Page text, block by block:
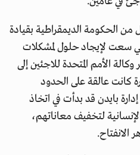
الحكومة الديمقراطية بقيادة
سعت لإيجاد حلول لمشكلات
الأمم المتحدة للاجئين إلى
مهاجرة كانت عالقة على الحدود
بايدن قد بدأت في اتخاذ
لتخفيف معاناتهم،